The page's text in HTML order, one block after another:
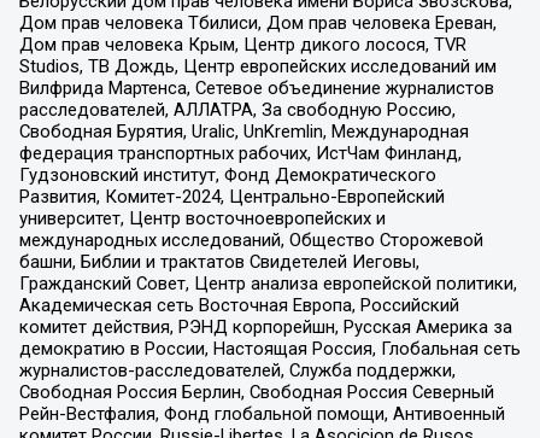
Дом прав человека Тбилиси, Дом прав человека Ереван,
Дом прав человека Крым, Центр дикого лосося, TVR
Studios, ТВ Дождь, Центр европейских исследований им
Вилфрида Мартенса, Сетевое объединение журналистов
расследователей, АЛЛАТРА, За свободную Россию,
Свободная Бурятия, Uralic, UnKremlin, Международная
федерация транспортных рабочих, ИстЧам Финланд,
Гудзоновский институт, Фонд Демократического
Развития, Комитет-2024, Центрально-Европейский
университет, Центр восточноевропейских и
международных исследований, Общество Сторожевой
башни, Библии и трактатов Свидетелей Иеговы,
Гражданский Совет, Центр анализа европейской политики,
Академическая сеть Восточная Европа, Российский
комитет действия, РЭНД корпорейшн, Русская Америка за
демократию в России, Настоящая Россия, Глобальная сеть
журналистов-расследователей, Служба поддержки,
Свободная Россия Берлин, Свободная Россия Северный
Рейн-Вестфалия, Фонд глобальной помощи, Антивоенный